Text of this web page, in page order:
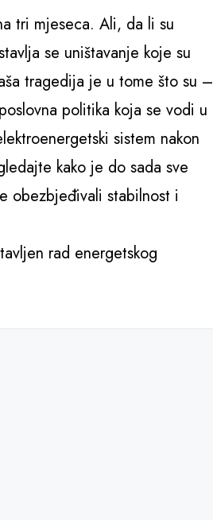
tri mjeseca. Ali, da li su
se uništavanje koje su
tragedija je u tome što su –
politika koja se vodi u
sistem nakon
kako je do sada sve
obezbjeđivali stabilnost i
rad energetskog